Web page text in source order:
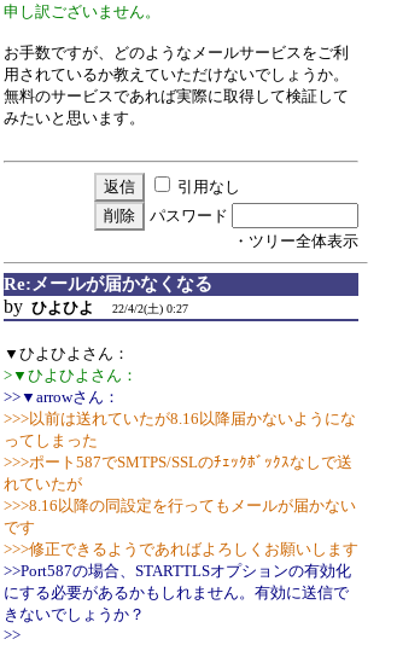
申し訳ございません。
お手数ですが、どのようなメールサービスをご利
用されているか教えていただけないでしょうか。
無料のサービスであれば実際に取得して検証して
みたいと思います。
引用なし
パスワード
・ツリー全体表示
Re:メールが届かなくなる
by ひよひよ 22/4/2(土) 0:27
▼ひよひよさん：
>▼ひよひよさん：
>>▼arrowさん：
>>>以前は送れていたが8.16以降届かないようにな
ってしまった
>>>ポート587でSMTPS/SSLのﾁｪｯｸﾎﾞｯｸｽなしで送
れていたが
>>>8.16以降の同設定を行ってもメールが届かない
です
>>>修正できるようであればよろしくお願いします
>>Port587の場合、STARTTLSオプションの有効化
にする必要があるかもしれません。有効に送信で
きないでしょうか？
>>